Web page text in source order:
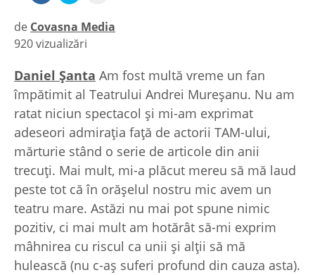
de Covasna Media
|
920 vizualizări
Daniel Şanta Am fost multă vreme un fan
împătimit al Teatrului Andrei Mureșanu. Nu am
ratat niciun spectacol și mi-am exprimat
adeseori admirația față de actorii TAM-ului,
mărturie stând o serie de articole din anii
trecuți. Mai mult, mi-a plăcut mereu să mă laud
peste tot că în orășelul nostru mic avem un
teatru mare. Astăzi nu mai pot spune nimic
pozitiv, ci mai mult am hotărât să-mi exprim
mâhnirea cu riscul ca unii și alții să mă
hulească (nu c-aș suferi profund din cauza asta).